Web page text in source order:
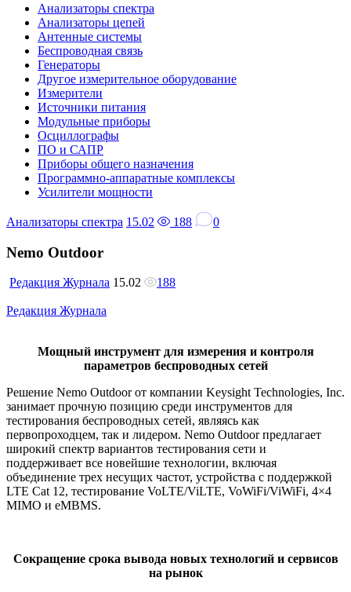
Анализаторы спектра
Анализаторы цепей
Антенные системы
Беспроводная связь
Генераторы
Другое измерительное оборудование
Измерители
Источники питания
Модульные приборы
Осциллографы
ПО и САПР
Приборы общего назначения
Программно-аппаратные комплексы
Усилители мощности
Анализаторы спектра 15.02 188 0
Nemo Outdoor
Редакция Журнала 15.02 188
Редакция Журнала
Мощный инструмент для измерения и контроля
параметров беспроводных сетей
Решение Nemo Outdoor от компании Keysight Technologies, Inc.
занимает прочную позицию среди инструментов для
тестирования беспроводных сетей, являясь как
первопроходцем, так и лидером. Nemo Outdoor предлагает
широкий спектр вариантов тестирования сети и
поддерживает все новейшие технологии, включая
объединение трех несущих частот, устройства с поддержкой
LTE Cat 12, тестирование VoLTE/ViLTE, VoWiFi/ViWiFi, 4×4
MIMO и eMBMS.
Сокращение срока вывода новых технологий и сервисов
на рынок